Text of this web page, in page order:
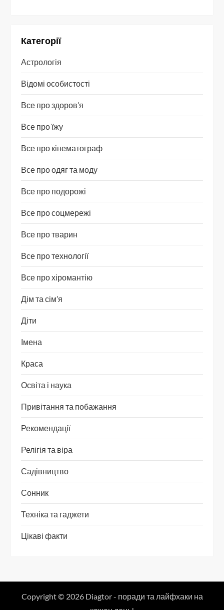
Категорії
Астрологія
Відомі особистості
Все про здоров’я
Все про їжу
Все про кінематограф
Все про одяг та моду
Все про подорожі
Все про соцмережі
Все про тварин
Все про технології
Все про хіромантію
Дім та сім’я
Діти
Імена
Краса
Освіта і наука
Привітання та побажання
Рекомендації
Релігія та віра
Садівництво
Сонник
Техніка та гаджети
Цікаві факти
Copyright © 2026 Diagtor - поради та лайфхаки на